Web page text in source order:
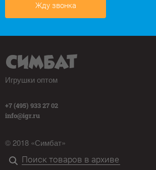
Жду звонка
Игрушки оптом
+7 (495) 933 27 02
info@igr.ru
© 2018 «Симбат»